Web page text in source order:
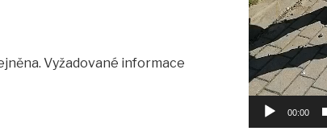
Vyžadované informace
00:00